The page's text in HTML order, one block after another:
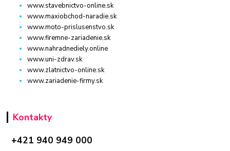
www.stavebnictvo-online.sk
www.maxiobchod-naradie.sk
www.moto-prislusenstvo.sk
www.firemne-zariadenie.sk
www.nahradnediely.online
www.uni-zdrav.sk
www.zlatnictvo-online.sk
www.zariadenie-firmy.sk
Kontakty
+421 940 949 000